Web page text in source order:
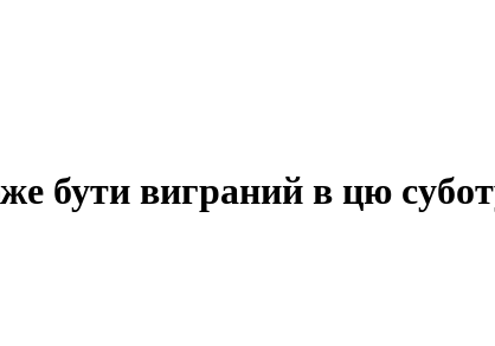
бути виграний в цю